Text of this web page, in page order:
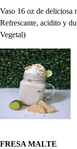
Vaso 16 oz de deliciosa
Refrescante, acidito y
Vegetal)
FRESA MALTE